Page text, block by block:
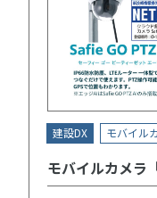
建設DX モバイル
モバイルカメラ